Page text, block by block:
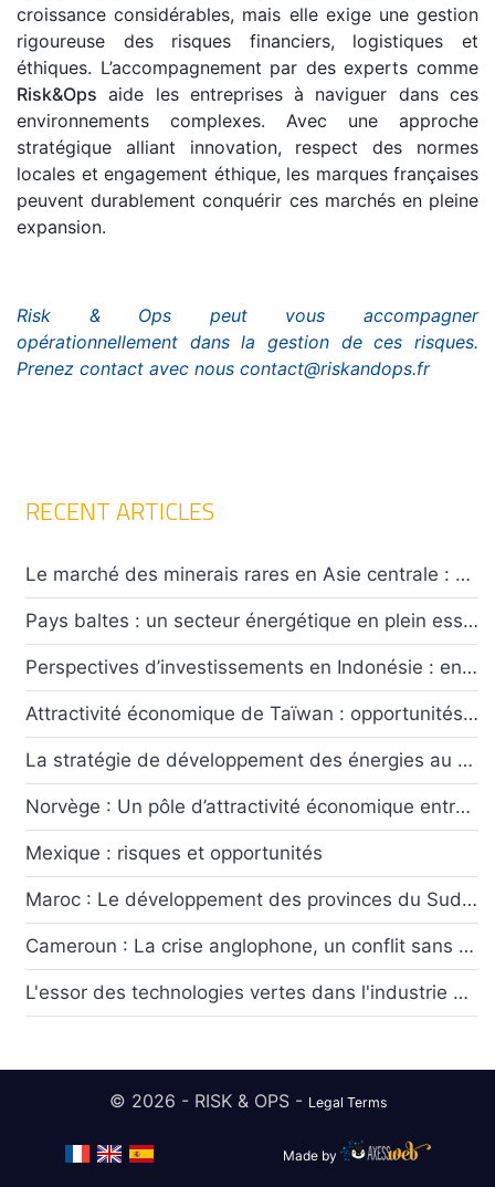
croissance considérables, mais elle exige une gestion
rigoureuse des risques financiers, logistiques et
éthiques. L’accompagnement par des experts comme
Risk&Ops aide les entreprises à naviguer dans ces
environnements complexes. Avec une approche
stratégique alliant innovation, respect des normes
locales et engagement éthique, les marques françaises
peuvent durablement conquérir ces marchés en pleine
expansion.
Risk & Ops peut vous accompagner
opérationnellement dans la gestion de ces risques.
Prenez contact avec nous contact@riskandops.fr
RECENT ARTICLES
Le marché des minerais rares en Asie centrale : opportunités et défis pour les investisseurs
Pays baltes : un secteur énergétique en plein essor confronté à un climat de tensions caractérisées
Perspectives d’investissements en Indonésie : entre attractivité économique et défis sécuritaires
Attractivité économique de Taïwan : opportunités et risques ?
La stratégie de développement des énergies au Chili : risques et opportunités
Norvège : Un pôle d’attractivité économique entre rente pétrolière et transition écologique
Mexique : risques et opportunités
Maroc : Le développement des provinces du Sud symbole du dynamisme économique marocain
Cameroun : La crise anglophone, un conflit sans fin ?
L'essor des technologies vertes dans l'industrie automobile française
© 2026 - RISK & OPS - Legal Terms
Made by